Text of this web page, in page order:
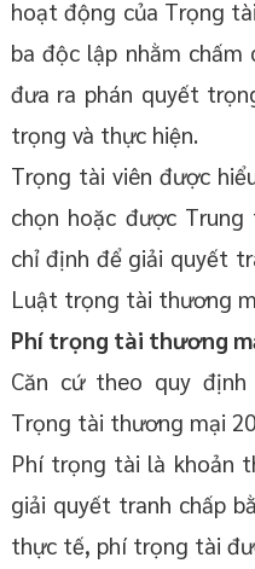
hoạt động của Trọng
ba độc lập nhằm
đưa ra phán quyết
trọng và thực hiện.
Trọng tài viên được
chọn hoặc được
chỉ định để giải quyết
Luật trọng tài thương
Phí trọng tài thương
Căn cứ theo quy
Trọng tài thương mại
Phí trọng tài là khoản
giải quyết tranh chấp
thực tế, phí trọng tài